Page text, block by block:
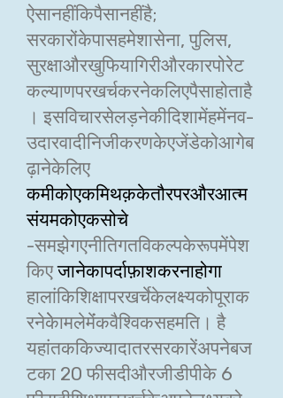
ऐसानहींकिपैसानहींहै;
सरकारोंकेपासहमेशासेना, पुलिस,
सुरक्षाऔरखुफियागिरीऔरकारपोरेट
कल्याणपरखर्चकरनेकलिएपैसाहोताहै
। इसविचारसेलड़नेकीदिशामेंहमेंनव-
उदारवादीनिजीकरणकेएजेंडेकोआगेब
ढ़ानेकेलिए
कमीकोएकमिथक़केतौरपरऔरआत्म
संयमकोएकसोचे
-समझेगएनीतिगतविकल्पकेरूपमेंपेश
किएजानेकापर्दाफ़ाशकरनाहोगा
हालांकिशिक्षापरखर्चेकेलक्ष्यकोपूराक
रनेकेेामलेमेंंकवैश्विकसहमति। है
यहांतककिज्यादातरसरकारेंअपनेबज
टका 20 फीसदीऔरजीडीपीके 6